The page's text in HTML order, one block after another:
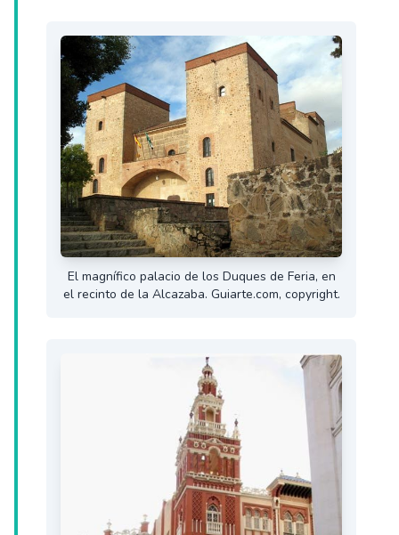
El magnífico palacio de los Duques de Feria, en
el recinto de la Alcazaba. Guiarte.com, copyright.